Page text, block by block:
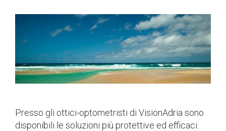
Presso gli ottici-optometristi di VisionAdria sono
disponibili le soluzioni più protettive ed efficaci.